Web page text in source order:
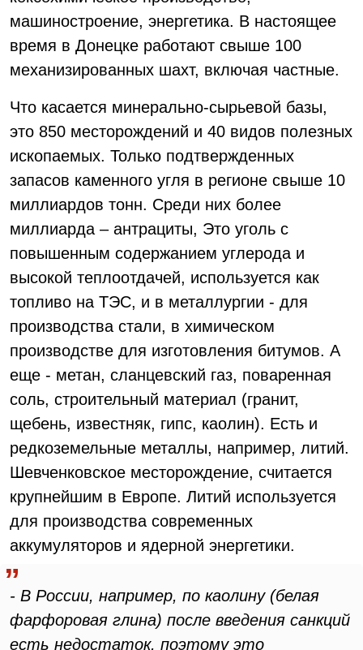
машиностроение, энергетика. В настоящее
время в Донецке работают свыше 100
механизированных шахт, включая частные.
Что касается минерально-сырьевой базы,
это 850 месторождений и 40 видов полезных
ископаемых. Только подтвержденных
запасов каменного угля в регионе свыше 10
миллиардов тонн. Среди них более
миллиарда – антрациты, Это уголь с
повышенным содержанием углерода и
высокой теплоотдачей, используется как
топливо на ТЭС, и в металлургии - для
производства стали, в химическом
производстве для изготовления битумов. А
еще - метан, сланцевский газ, поваренная
соль, строительный материал (гранит,
щебень, известняк, гипс, каолин). Есть и
редкоземельные металлы, например, литий.
Шевченковское месторождение, считается
крупнейшим в Европе. Литий используется
для производства современных
аккумуляторов и ядерной энергетики.
- В России, например, по каолину (белая
фарфоровая глина) после введения санкций
есть недостаток, поэтому это